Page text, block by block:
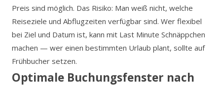
Preis sind möglich. Das Risiko: Man weiß nicht, welche
Reiseziele und Abflugzeiten verfügbar sind. Wer flexibel
bei Ziel und Datum ist, kann mit Last Minute Schnäppchen
machen — wer einen bestimmten Urlaub plant, sollte auf
Frühbucher setzen.
Optimale Buchungsfenster nach